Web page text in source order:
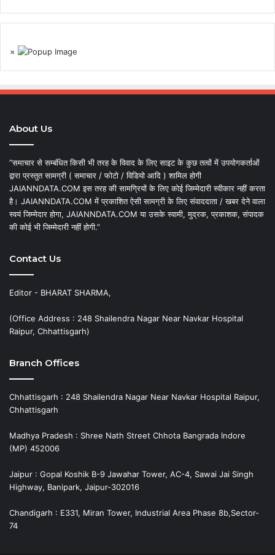
×
About Us
“समाचार से सम्बंधित किसी भी तरह के विवाद के लिए साइट के कुछ तत्वों में उपयोगकर्ताओं
द्वारा प्रस्तुत सामग्री ( समाचार / फोटो / विडियो आदि ) शामिल होगी
JAIANNDATA.COM इस तरह की सामग्रियों के लिए कोई जिम्मेदारी स्वीकार नहीं करता
है। JAIANNDATA.COM में प्रकाशित ऐसी सामग्री के लिए संवाददाता / खबर देने वाला
स्वयं जिम्मेदार होगा, JAIANNDATA.COM या उसके स्वामी, मुद्रक, प्रकाशक, संपादक
की कोई भी जिम्मेदारी नहीं होगी.”
Contact Us
Editor - BHARAT SHARMA,
(Office Address : 248 Shailendra Nagar Near Navkar Hospital
Raipur, Chhattisgarh)
Branch Offices
Chhattisgarh : 248 Shailendra Nagar Near Navkar Hospital Raipur,
Chhattisgarh
Madhya Pradesh : Shree Nath Street Chhota Bangrada Indore
(MP) 452006
Jaipur : Gopal Koshik B-9 Jawahar Tower, AC-4, Sawai Jai Singh
Highway, Banipark, Jaipur-302016
Chandigarh : E331, Miran Tower, Industrial Area Phase 8b,Sector-
74